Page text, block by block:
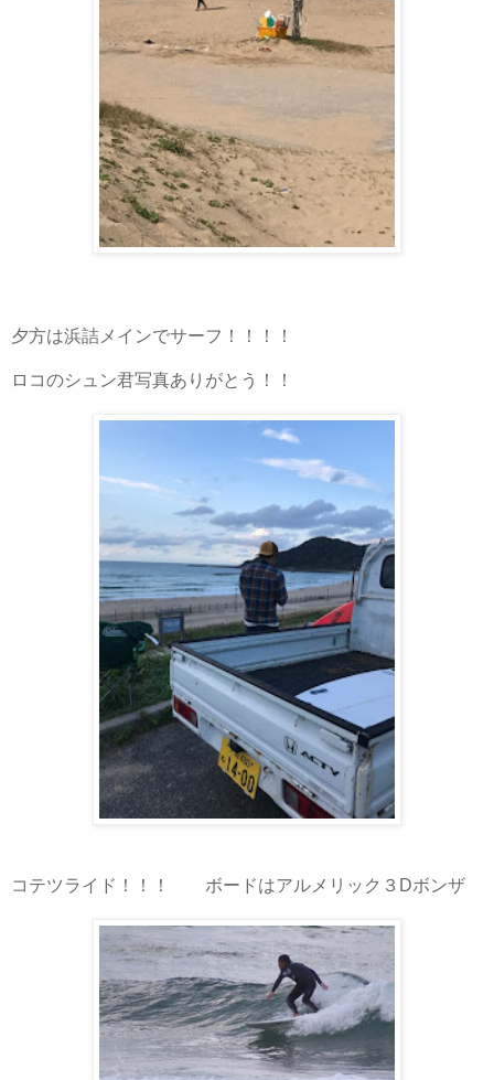
夕方は浜詰メインでサーフ！！！！
ロコのシュン君写真ありがとう！！
コテツライド！！！ ボードはアルメリック３Dボンザ